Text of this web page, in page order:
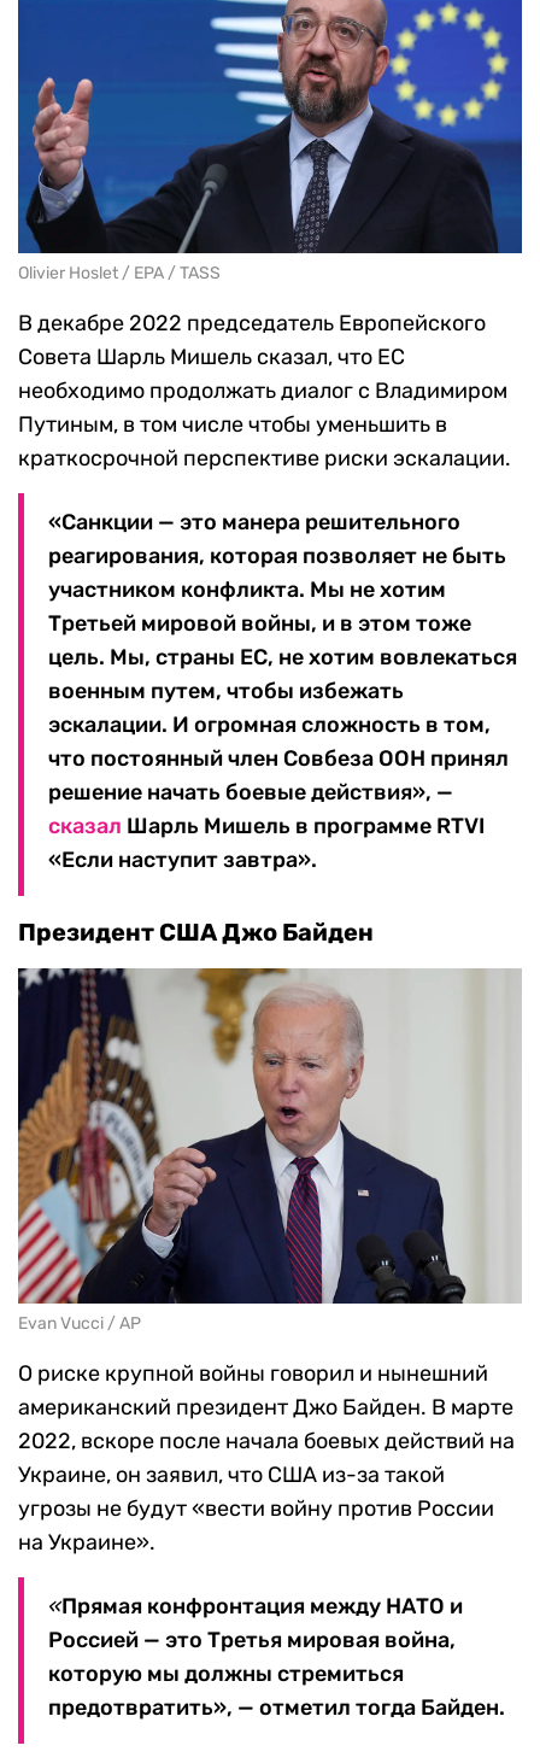
Olivier Hoslet / EPA / TASS
В декабре 2022 председатель Европейского
Совета Шарль Мишель сказал, что ЕС
необходимо продолжать диалог с Владимиром
Путиным, в том числе чтобы уменьшить в
краткосрочной перспективе риски эскалации.
«Санкции — это манера решительного
реагирования, которая позволяет не быть
участником конфликта. Мы не хотим
Третьей мировой войны, и в этом тоже
цель. Мы, страны ЕС, не хотим вовлекаться
военным путем, чтобы избежать
эскалации. И огромная сложность в том,
что постоянный член Совбеза ООН принял
решение начать боевые действия», —
сказал Шарль Мишель в программе RTVI
«Если наступит завтра».
Президент США Джо Байден
Evan Vucci / AP
О риске крупной войны говорил и нынешний
американский президент Джо Байден. В марте
2022, вскоре после начала боевых действий на
Украине, он заявил, что США из-за такой
угрозы не будут «вести войну против России
на Украине».
«Прямая конфронтация между НАТО и
Россией — это Третья мировая война,
которую мы должны стремиться
предотвратить», — отметил тогда Байден.